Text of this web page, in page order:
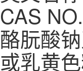
CAS
酪朊酸
或乳黄